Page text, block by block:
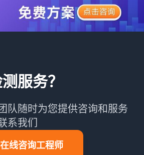
服务？
队随时为您提供咨询和服务
系我们
在线咨询工程师